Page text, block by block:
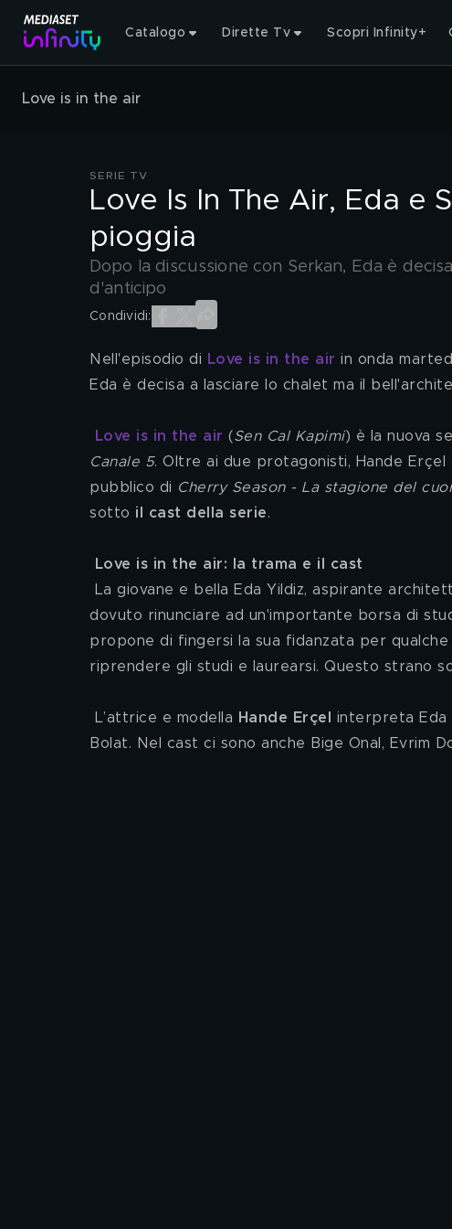
Catalogo Dirette Tv Scopri Infinity+
Love is in the air
SERIE TV
Love Is In The Air, Eda e
pioggia
Dopo la discussione con Serkan, Eda è
d'anticipo
Condividi:
Nell'episodio di Love is in the air in onda
Eda è decisa a lasciare lo chalet ma il
Love is in the air (Sen Cal Kapimi) è la nuova
Canale 5. Oltre ai due protagonisti, Hande Erçel
pubblico di Cherry Season - La stagione del
sotto il cast della serie.
Love is in the air: la trama e il cast
dovuto rinunciare ad un'importante borsa di
propone di fingersi la sua fidanzata per
riprendere gli studi e laurearsi. Questo strano
L’attrice e modella Hande Erçel interpreta Eda
Bolat. Nel cast ci sono anche Bige Onal, Evrim